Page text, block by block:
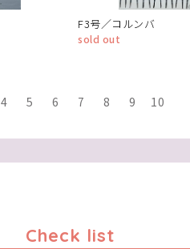
F3号／コルンバ
sold out
4 5 6 7 8 9 10
Check list